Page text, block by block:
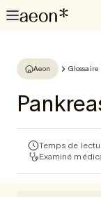
Aeon Glossaire
Temps de
Examiné